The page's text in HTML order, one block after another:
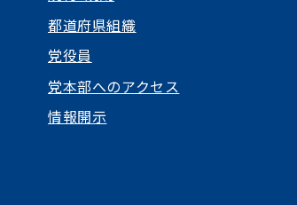
都道府県組織
党役員
党本部へのアクセス
情報開示